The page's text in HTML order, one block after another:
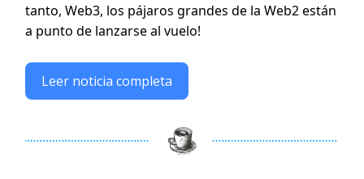
tanto, Web3, los pájaros grandes de la Web2 están
a punto de lanzarse al vuelo!
Leer noticia completa